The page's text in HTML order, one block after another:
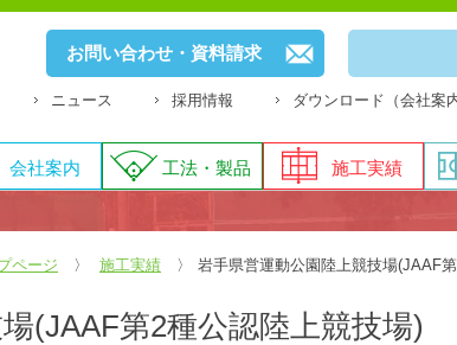
お問い合わせ・資料請求
ニュース 採用情報 ダウンロード（会社案
会社案内 工法・製品 施工実績
ページ 施工実績 岩手県営運動公園陸上競技場(JAAF
(JAAF第2種公認陸上競技場)